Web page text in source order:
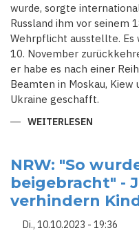
wurde, sorgte
Russland ihm vor seinem
Wehrpflicht ausstellte. Es
10. November
er habe es nach einer
Beamten in Moskau, Kiew
Ukraine geschafft.
WEITERLESEN
KEHRTE
ZURÜCK
NACHDEM
EINE
ZUR
NRW: "So
beigebracht" -
verhindern
Di., 10.10.2023 - 19:36